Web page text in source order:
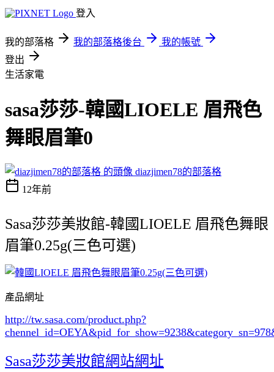
登入
我的部落格 我的部落格後台
我的帳號
登出
生活家電
sasa莎莎-韓國LIOELE 眉飛色
舞眼眉筆0
diazjimen78的部落格
12年前
Sasa莎莎美妝館-韓國LIOELE 眉飛色舞眼
眉筆0.25g(三色可選)
產品網址
http://tw.sasa.com/product.php?
chennel_id=OEYA&pid_for_show=9238&category_sn=978
Sasa莎莎美妝館網站網址